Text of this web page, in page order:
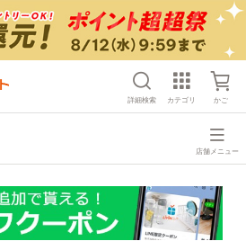
詳細検索 カテゴリ かご
店舗メニュー